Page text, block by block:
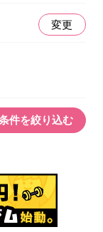
変更
件を絞り込む